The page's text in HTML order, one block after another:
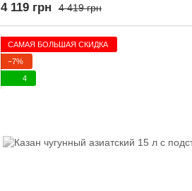
4 419 грн
4 119 грн
САМАЯ БОЛЬШАЯ СКИДКА
−7%
4